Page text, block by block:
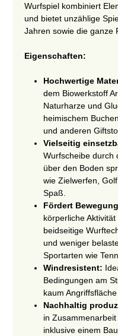
Wurfspiel kombiniert
und bietet unzählige
Jahren sowie die ganze
Eigenschaften:
Hochwertige
dem Biowerkstoff
Naturharze und
heimischem
und anderen
Vielseitig
Wurfscheibe durch
über den Boden
wie Zielwerfen,
Spaß.
Fördert
körperliche
beidseitige
und weniger
Sportarten wie
Windresistent:
Bedingungen am
kaum Angriffsfläche
Nachhaltig
in
inklusive einem